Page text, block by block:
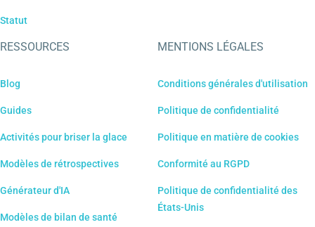
Statut
RESSOURCES
Blog
Guides
Activités pour briser la glace
Modèles de rétrospectives
Générateur d'IA
Modèles de bilan de santé
MENTIONS LÉGALES
Conditions générales d'utilisation
Politique de confidentialité
Politique en matière de cookies
Conformité au RGPD
Politique de confidentialité des
États-Unis